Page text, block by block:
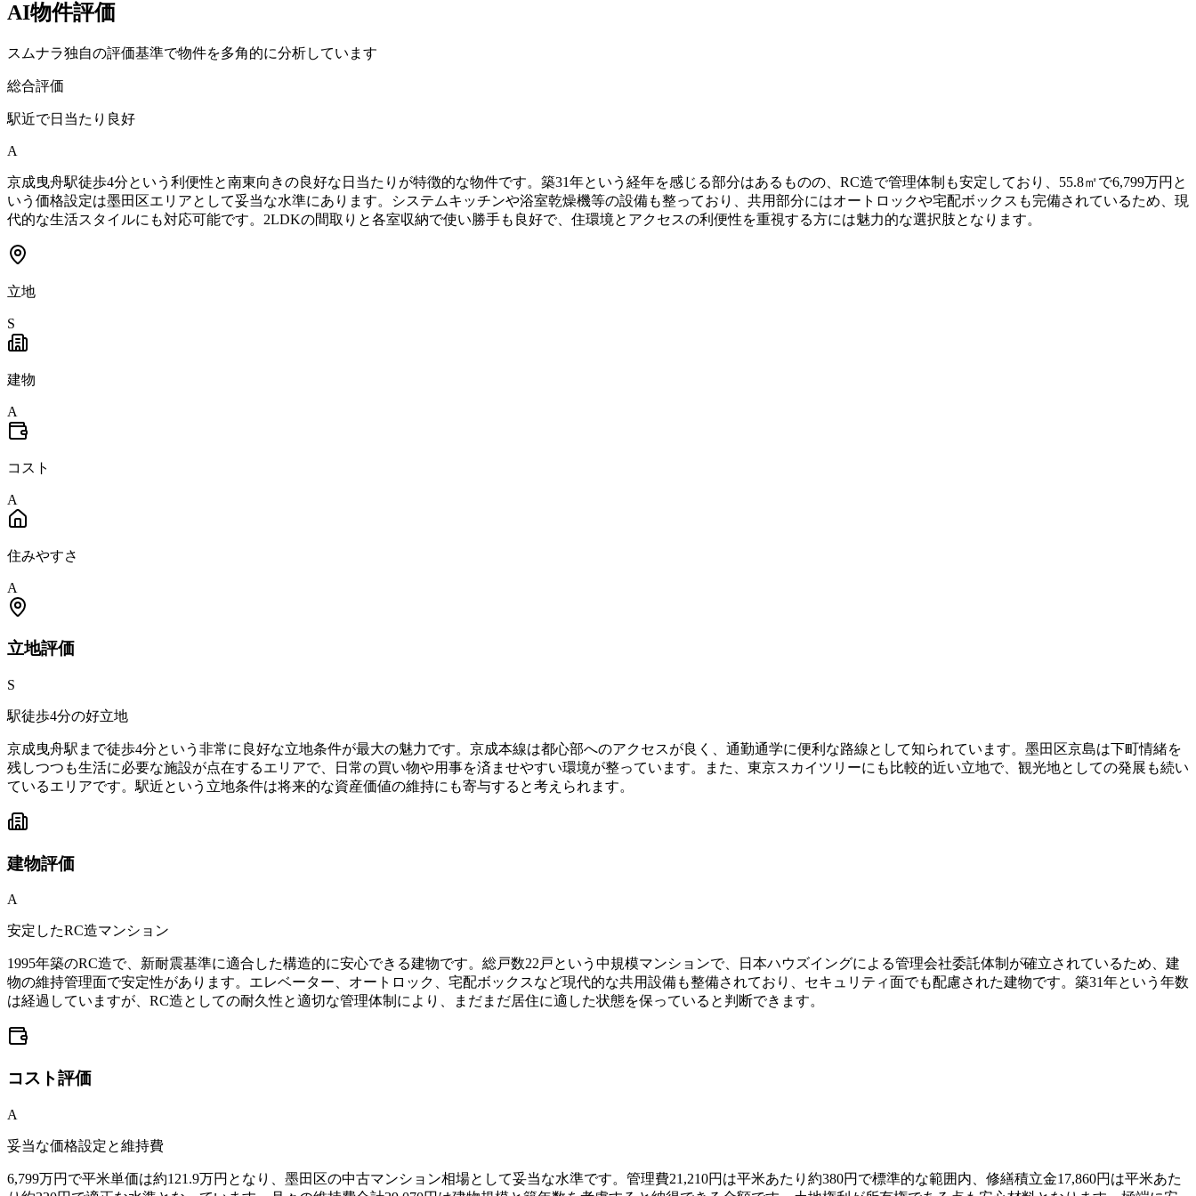
AI物件評価
スムナラ独自の評価基準で物件を多角的に分析しています
総合評価
駅近で日当たり良好
A
京成曳舟駅徒歩4分という利便性と南東向きの良好な日当たりが特徴的な物件です。築31年という経年を感じる部分はあるものの、RC造で管理体制も安定しており、55.8㎡で6,799万円と
いう価格設定は墨田区エリアとして妥当な水準にあります。システムキッチンや浴室乾燥機等の設備も整っており、共用部分にはオートロックや宅配ボックスも完備されているため、現
代的な生活スタイルにも対応可能です。2LDKの間取りと各室収納で使い勝手も良好で、住環境とアクセスの利便性を重視する方には魅力的な選択肢となります。
立地
S
建物
A
コスト
A
住みやすさ
A
立地評価
S
駅徒歩4分の好立地
京成曳舟駅まで徒歩4分という非常に良好な立地条件が最大の魅力です。京成本線は都心部へのアクセスが良く、通勤通学に便利な路線として知られています。墨田区京島は下町情緒を
残しつつも生活に必要な施設が点在するエリアで、日常の買い物や用事を済ませやすい環境が整っています。また、東京スカイツリーにも比較的近い立地で、観光地としての発展も続い
ているエリアです。駅近という立地条件は将来的な資産価値の維持にも寄与すると考えられます。
建物評価
A
安定したRC造マンション
1995年築のRC造で、新耐震基準に適合した構造的に安心できる建物です。総戸数22戸という中規模マンションで、日本ハウズイングによる管理会社委託体制が確立されているため、建
物の維持管理面で安定性があります。エレベーター、オートロック、宅配ボックスなど現代的な共用設備も整備されており、セキュリティ面でも配慮された建物です。築31年という年数
は経過していますが、RC造としての耐久性と適切な管理体制により、まだまだ居住に適した状態を保っていると判断できます。
コスト評価
A
妥当な価格設定と維持費
6,799万円で平米単価は約121.9万円となり、墨田区の中古マンション相場として妥当な水準です。管理費21,210円は平米あたり約380円で標準的な範囲内、修繕積立金17,860円は平米あた